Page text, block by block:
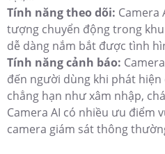
Tính năng theo dõi: Camera
tượng chuyển động trong
dễ dàng nắm bắt được tình
Tính năng cảnh báo:
đến người dùng khi phát
chẳng hạn như xâm nhập,
Camera AI có nhiều ưu điểm
camera giám sát thông